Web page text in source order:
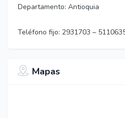
Departamento: Antioquia
Teléfono fijo: 2931703 –
Mapas